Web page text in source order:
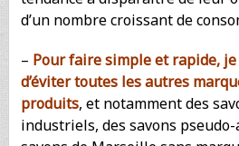
d’un nombre croissant de
– Pour faire simple et rapide,
d’éviter toutes les autres
produits, et notamment des
industriels, des savons